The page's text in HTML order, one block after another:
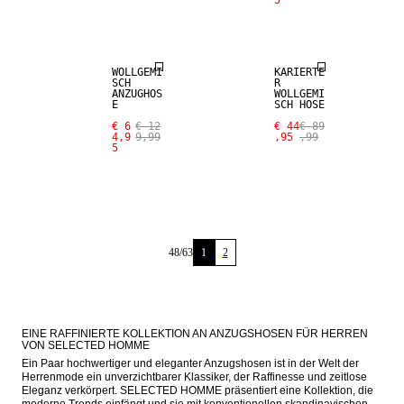
WOLLGEMI
SCH
ANZUGHOS
E
€ 6
4,9
5
€ 12
9,99
KARIERTE
R
WOLLGEMI
SCH HOSE
€ 44
,95
€ 89
,99
48/63 1 2
EINE RAFFINIERTE KOLLEKTION AN ANZUGSHOSEN FÜR HERREN
VON SELECTED HOMME
Ein Paar hochwertiger und eleganter Anzugshosen ist in der Welt der
Herrenmode ein unverzichtbarer Klassiker, der Raffinesse und zeitlose
Eleganz verkörpert. SELECTED HOMME präsentiert eine Kollektion, die